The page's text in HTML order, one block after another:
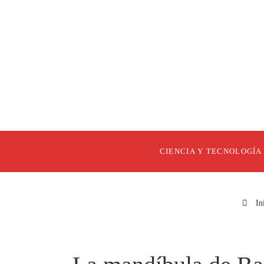
CIENCIA Y TECNOLOGÍA